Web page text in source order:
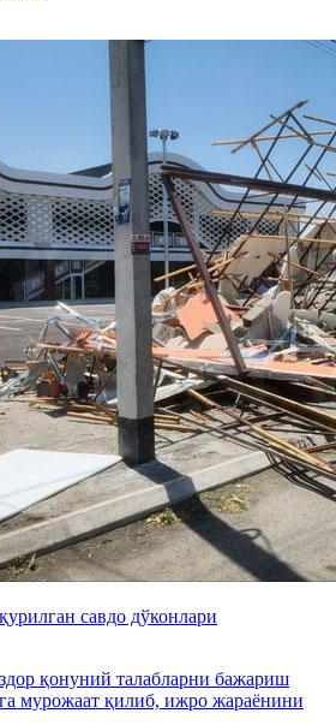
савдо дўконлари
қонуний талабларни бажариш
мурожаат қилиб, ижро жараёнини